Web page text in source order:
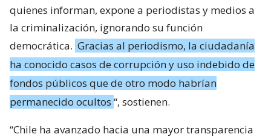
quienes informan, expone a periodistas y medios a
la criminalización, ignorando su función
democrática. Gracias al periodismo, la ciudadanía
ha conocido casos de corrupción y uso indebido de
fondos públicos que de otro modo habrían
permanecido ocultos “, sostienen.
“Chile ha avanzado hacia una mayor transparencia